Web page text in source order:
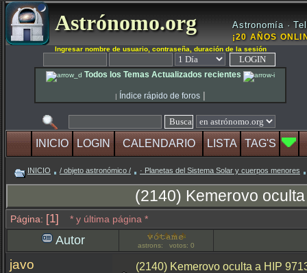
Astrónomo.org Astronomía ·
¡20 AÑOS
Ingresar nombre de usuario, contraseña, duración de la sesión
Todos los Temas Actualizados recientes
| Índice rápido de foros |
INICIO LOGIN CALENDARIO LISTA TAG'S
INICIO / objeto astronómico / · Planetas del Sistema Solar y cuerpos menores
(2140) Kemerovo
Página: [1] * y última página *
Autor astrons: votos: 0
javo (2140) Kemerovo oculta a HIP